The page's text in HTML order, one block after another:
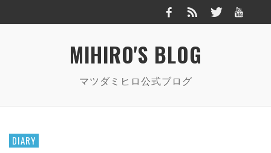
MIHIRO'S BLOG
マツダミヒロ公式ブログ
DIARY